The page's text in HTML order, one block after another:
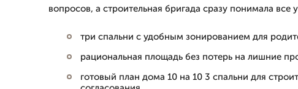
вопросов, а строительная бригада сразу понимала все
три спальни с удобным зонированием для
рациональная площадь без потерь на лишние
готовый план дома 10 на 10 3 спальни для